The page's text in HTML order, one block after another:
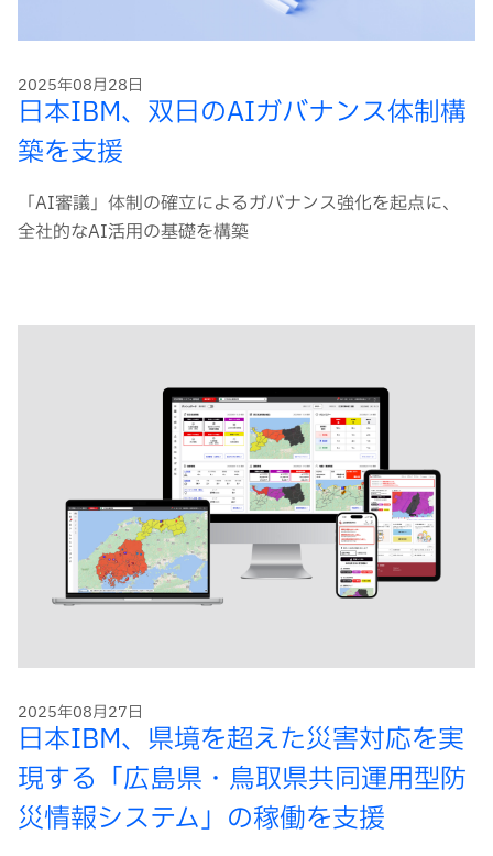
2025年08月28日
日本IBM、双日のAIガバナンス体制構
築を支援
「AI審議」体制の確立によるガバナンス強化を起点に、
全社的なAI活用の基礎を構築
2025年08月27日
日本IBM、県境を超えた災害対応を実
現する「広島県・鳥取県共同運用型防
災情報システム」の稼働を支援